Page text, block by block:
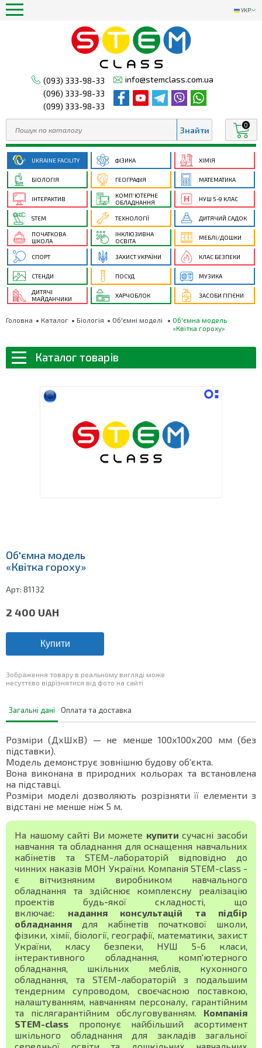
УКР
(093) 333-98-33
(096) 333-98-33
(099) 333-98-33
info@stemclass.com.ua
0
UKRAINE FACILITY ФІЗИКА ХІМІЯ
БІОЛОГІЯ ГЕОГРАФІЯ МАТЕМАТИКА
ІНТЕРАКТИВ
КОМП’ЮТЕРНЕ
ОБЛАДНАННЯ
НУШ 5-9 КЛАС
STEM ТЕХНОЛОГІЇ ДИТЯЧИЙ САДОК
ПОЧАТКОВА
ШКОЛА
ІНКЛЮЗИВНА
ОСВІТА
МЕБЛІ/ДОШКИ
СПОРТ ЗАХИСТ УКРАЇНИ КЛАС БЕЗПЕКИ
СТЕНДИ ПОСУД МУЗИКА
ДИТЯЧІ
МАЙДАНЧИКИ
ХАРЧОБЛОК ЗАСОБИ ГІГІЄНИ
Головна Каталог Біологія Об'ємні моделі
Об'ємна модель
«Квітка гороху»
Каталог товарів
Об'ємна модель
«Квітка гороху»
Арт: 81132
2 400 UAH
Купити
Зображення товару в реальному вигляді може
несуттєво відрізнятися від фото на сайті
Загальні дані Оплата та доставка
Розміри (ДхШхВ) — не менше 100х100х200 мм (без
підставки).
Модель демонструє зовнішню будову об'єкта.
Вона виконана в природних кольорах та встановлена
на підставці.
Розміри моделі дозволяють розрізняти її елементи з
відстані не менше ніж 5 м.
На нашому сайті Ви можете купити сучасні засоби
навчання та обладнання для оснащення навчальних
кабінетів та STEM-лабораторій відповідно до
чинних наказів МОН України. Компанія STEM-class -
є вітчизняним виробником навчального
обладнання та здійснює комплексну реалізацію
проектів будь-якої складності, що
включає: надання консультацій та підбір
обладнання для кабінетів початкової школи,
фізики, хімії, біології, географії, математики, захист
України, класу безпеки, НУШ 5-6 класи,
інтерактивного обладнання, комп'ютерного
обладнання, шкільних меблів, кухонного
обладнання, та STEM-лабораторій з подальшим
тендерним супроводом, своєчасною поставкою,
налаштуванням, навчанням персоналу, гарантійним
та післягарантійним обслуговуванням. Компанія
STEM-class пропонує найбільший асортимент
шкільного обладнання для закладів загальної